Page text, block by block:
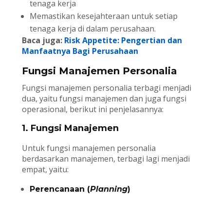
tenaga kerja
Memastikan kesejahteraan untuk setiap
tenaga kerja di dalam perusahaan.
Baca juga: Risk Appetite: Pengertian dan
Manfaatnya Bagi Perusahaan
Fungsi Manajemen Personalia
Fungsi manajemen personalia terbagi menjadi
dua, yaitu fungsi manajemen dan juga fungsi
operasional, berikut ini penjelasannya:
1. Fungsi Manajemen
Untuk fungsi manajemen personalia
berdasarkan manajemen, terbagi lagi menjadi
empat, yaitu:
Perencanaan (Planning)